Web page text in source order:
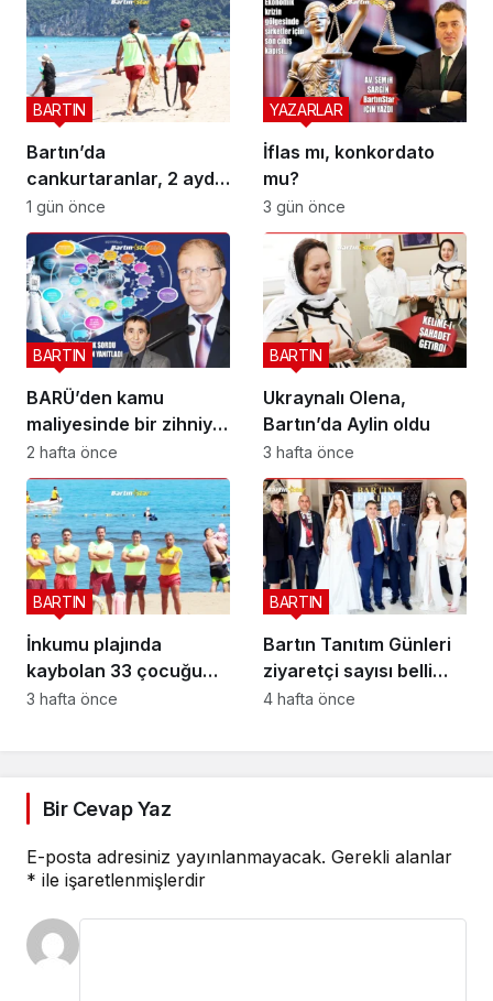
Bartın’da
cankurtaranlar, 2 ayda
bakın kaç hayat
kurtardı?
BARTIN
1 gün önce
İflas mı, konkordato
mu?
YAZARLAR
3 gün önce
BARÜ’den kamu
maliyesinde bir zihniyet
devrimi; BİS-ALYS
BARTIN
2 hafta önce
Ukraynalı Olena,
Bartın’da Aylin oldu
BARTIN
3 hafta önce
İnkumu plajında
kaybolan 33 çocuğu
onlar buldu
BARTIN
3 hafta önce
Bartın Tanıtım Günleri
ziyaretçi sayısı belli
oldu
BARTIN
4 hafta önce
Bir Cevap Yaz
E-posta adresiniz yayınlanmayacak. Gerekli alanlar
* ile işaretlenmişlerdir